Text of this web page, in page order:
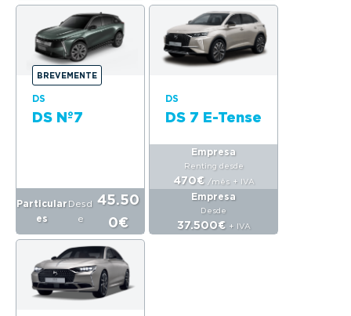
BREVEMENTE
DS
DS Nº7
Particular
es
Desd
e
45.50
0€
DS
DS 7 E-Tense
Empresa
Desde
37.500€ + IVA
Empresa
Renting desde
470€ /mês + IVA